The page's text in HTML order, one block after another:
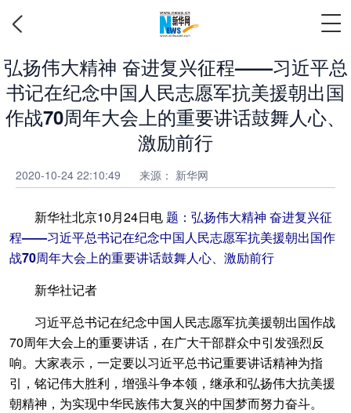
弘扬伟大精神 奋进复兴征程——习近平总
书记在纪念中国人民志愿军抗美援朝出国
作战70周年大会上的重要讲话鼓舞人心、
激励前行
2020-10-24 22:10:49 来源： 新华网
新华社北京10月24日电题：弘扬伟大精神 奋进复兴征
程——习近平总书记在纪念中国人民志愿军抗美援朝出国作
战70周年大会上的重要讲话鼓舞人心、激励前行
新华社记者
习近平总书记在纪念中国人民志愿军抗美援朝出国作战
70周年大会上的重要讲话，在广大干部群众中引发强烈反
响。大家表示，一定要以习近平总书记重要讲话精神为指
引，铭记伟大胜利，增强斗争本领，继承和弘扬伟大抗美援
朝精神，为实现中华民族伟大复兴的中国梦而努力奋斗。